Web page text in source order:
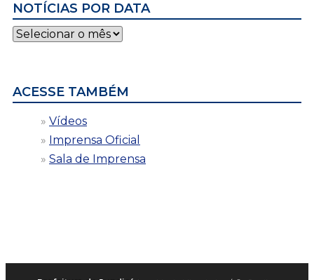
NOTÍCIAS POR DATA
Notícias
por
ACESSE TAMBÉM
Vídeos
Imprensa Oficial
Sala de Imprensa